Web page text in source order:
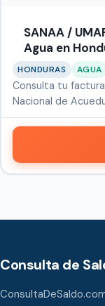
SANAA /
Agua en
HONDURAS AGUA
Consulta tu
Nacional de
Consulta de